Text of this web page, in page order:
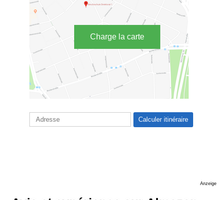
Charge la carte
Anzeige